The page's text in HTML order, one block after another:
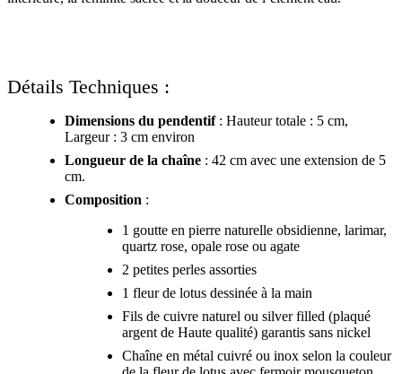
Détails Techniques :
Dimensions du pendentif: Hauteur totale : 5 cm,
Largeur : 3 cm environ
Longueur de la chaîne : 42 cm avec une extension de 5
cm.
Composition :
1 goutte en pierre naturelle obsidienne, larimar,
quartz rose, opale rose ou agate
2 petites perles assorties
1 fleur de lotus dessinée à la main
Fils de cuivre naturel ou silver filled (plaqué
argent de Haute qualité) garantis sans nickel
Chaîne en métal cuivré ou inox selon la couleur